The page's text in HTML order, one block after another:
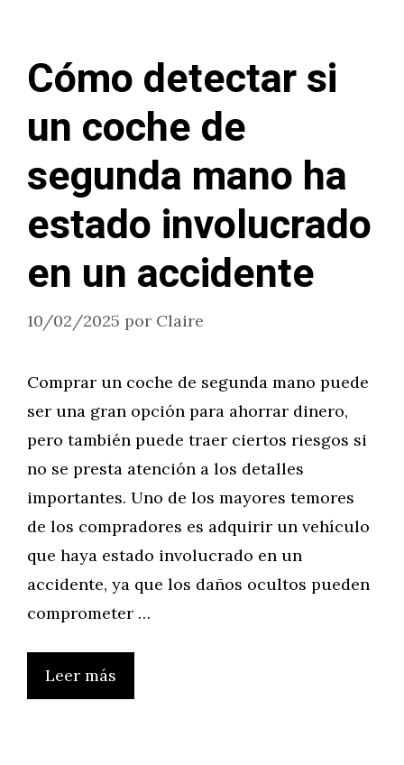
Cómo detectar si
un coche de
segunda mano ha
estado involucrado
en un accidente
10/02/2025 por Claire
Comprar un coche de segunda mano puede
ser una gran opción para ahorrar dinero,
pero también puede traer ciertos riesgos si
no se presta atención a los detalles
importantes. Uno de los mayores temores
de los compradores es adquirir un vehículo
que haya estado involucrado en un
accidente, ya que los daños ocultos pueden
comprometer …
Leer más